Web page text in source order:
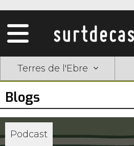
Terres de l'Ebre
Blogs
Podcast